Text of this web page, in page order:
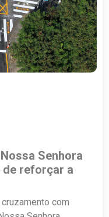
Senhora
reforçar a
com